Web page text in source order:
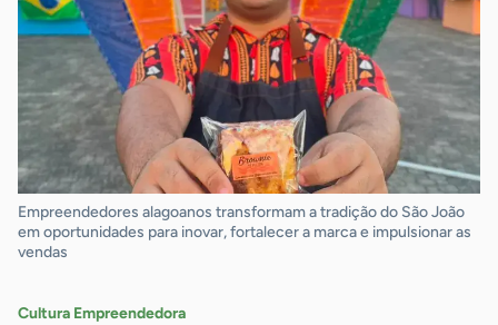
Empreendedores alagoanos transformam a tradição do São João
em oportunidades para inovar, fortalecer a marca e impulsionar as
vendas
Cultura Empreendedora